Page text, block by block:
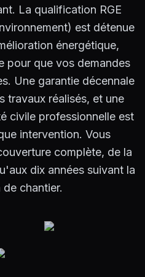
La qualification RGE
est détenue
énergétique,
pour que vos demandes
Une garantie décennale
travaux réalisés, et une
civile professionnelle est
intervention. Vous
complète, de la
dix années suivant la
chantier.